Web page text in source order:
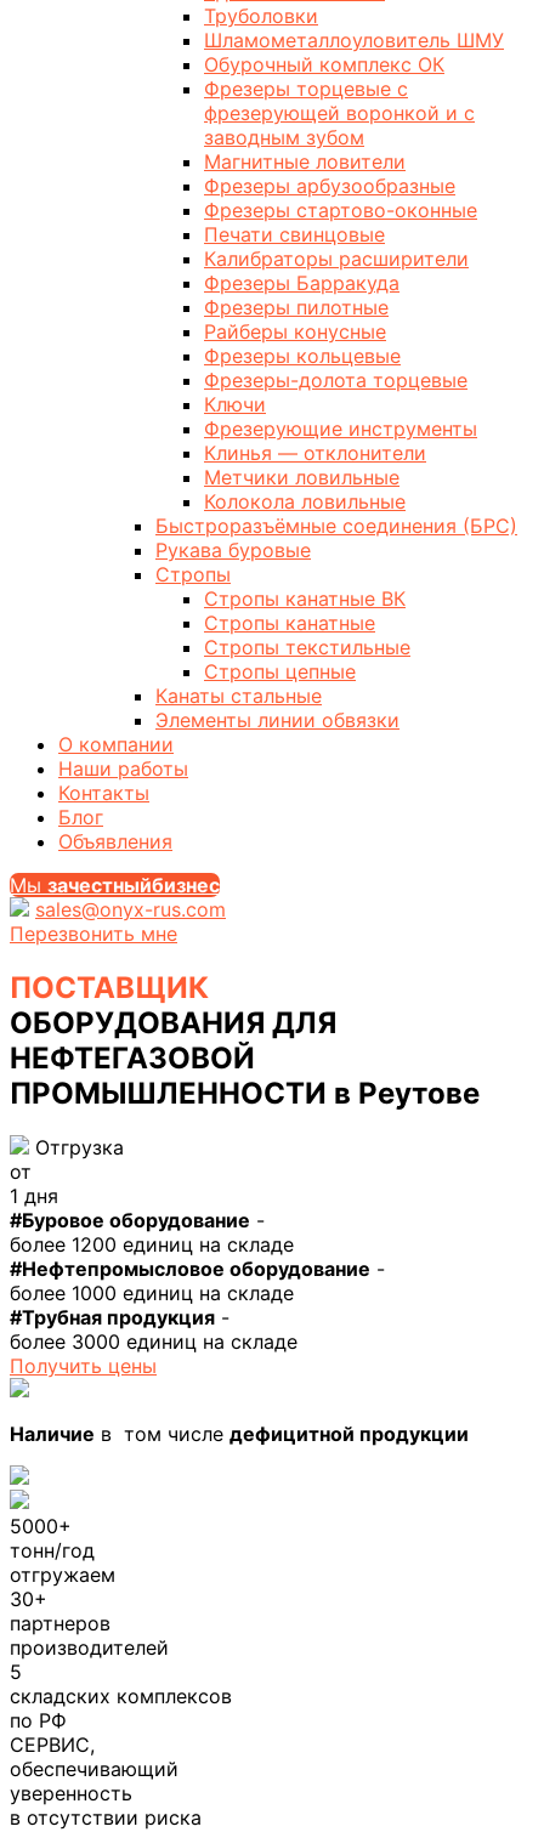
Труболовки
Шламометаллоуловитель ШМУ
Обурочный комплекс ОК
Фрезеры торцевые с
фрезерующей воронкой и с
заводным зубом
Магнитные ловители
Фрезеры арбузообразные
Фрезеры стартово-оконные
Печати свинцовые
Калибраторы расширители
Фрезеры Барракуда
Фрезеры пилотные
Райберы конусные
Фрезеры кольцевые
Фрезеры-долота торцевые
Ключи
Фрезерующие инструменты
Клинья — отклонители
Метчики ловильные
Колокола ловильные
Быстроразъёмные соединения (БРС)
Рукава буровые
Стропы
Стропы канатные ВК
Стропы канатные
Стропы текстильные
Стропы цепные
Канаты стальные
Элементы линии обвязки
О компании
Наши работы
Контакты
Блог
Объявления
Мы зачестныйбизнес
sales@onyx-rus.com
Перезвонить мне
ПОСТАВЩИК
ОБОРУДОВАНИЯ ДЛЯ
НЕФТЕГАЗОВОЙ
ПРОМЫШЛЕННОСТИ в Реутове
Отгрузка
от
1 дня
#Буровое оборудование -
более 1200 единиц на складе
#Нефтепромысловое оборудование -
более 1000 единиц на складе
#Трубная продукция -
более 3000 единиц на складе
Получить цены
Наличие в том числе дефицитной продукции
5000+
тонн/год
отгружаем
30+
партнеров
производителей
5
складских комплексов
по РФ
СЕРВИС,
обеспечивающий
уверенность
в отсутствии риска